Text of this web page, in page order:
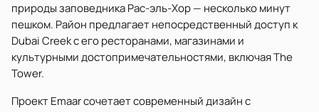
природы заповедника Рас-эль-Хор — несколько минут
пешком. Район предлагает непосредственный доступ к
Dubai Creek с его ресторанами, магазинами и
культурными достопримечательностями, включая The
Tower.
Проект Emaar сочетает современный дизайн с